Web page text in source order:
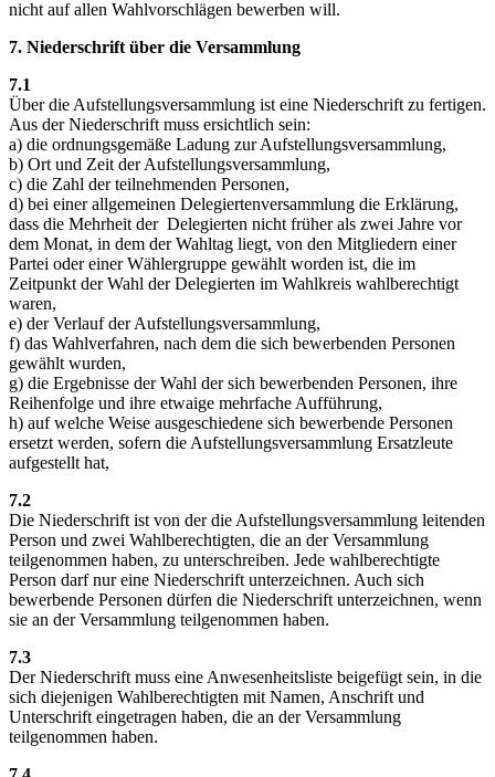
nicht auf allen Wahlvorschlägen bewerben will.
7. Niederschrift über die Versammlung
7.1
Über die Aufstellungsversammlung ist eine Niederschrift zu fertigen.
Aus der Niederschrift muss ersichtlich sein:
a) die ordnungsgemäße Ladung zur Aufstellungsversammlung,
b) Ort und Zeit der Aufstellungsversammlung,
c) die Zahl der teilnehmenden Personen,
d) bei einer allgemeinen Delegiertenversammlung die Erklärung,
dass die Mehrheit der Delegierten nicht früher als zwei Jahre vor
dem Monat, in dem der Wahltag liegt, von den Mitgliedern einer
Partei oder einer Wählergruppe gewählt worden ist, die im
Zeitpunkt der Wahl der Delegierten im Wahlkreis wahlberechtigt
waren,
e) der Verlauf der Aufstellungsversammlung,
f) das Wahlverfahren, nach dem die sich bewerbenden Personen
gewählt wurden,
g) die Ergebnisse der Wahl der sich bewerbenden Personen, ihre
Reihenfolge und ihre etwaige mehrfache Aufführung,
h) auf welche Weise ausgeschiedene sich bewerbende Personen
ersetzt werden, sofern die Aufstellungsversammlung Ersatzleute
aufgestellt hat,
7.2
Die Niederschrift ist von der die Aufstellungsversammlung leitenden
Person und zwei Wahlberechtigten, die an der Versammlung
teilgenommen haben, zu unterschreiben. Jede wahlberechtigte
Person darf nur eine Niederschrift unterzeichnen. Auch sich
bewerbende Personen dürfen die Niederschrift unterzeichnen, wenn
sie an der Versammlung teilgenommen haben.
7.3
Der Niederschrift muss eine Anwesenheitsliste beigefügt sein, in die
sich diejenigen Wahlberechtigten mit Namen, Anschrift und
Unterschrift eingetragen haben, die an der Versammlung
teilgenommen haben.